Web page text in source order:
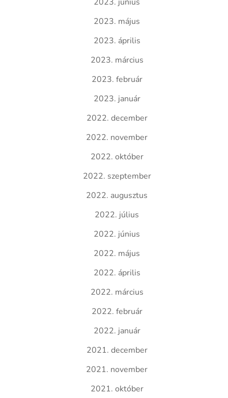
2023. május
2023. április
2023. március
2023. február
2023. január
2022. december
2022. november
2022. október
2022. szeptember
2022. augusztus
2022. július
2022. június
2022. május
2022. április
2022. március
2022. február
2022. január
2021. december
2021. november
2021. október